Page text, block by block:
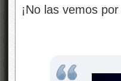
¡No las vemos